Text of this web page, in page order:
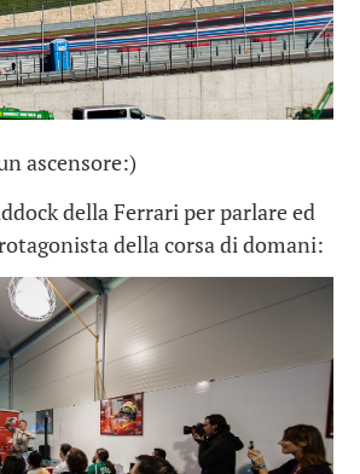
ascensore:)
della Ferrari per parlare ed
della corsa di domani: